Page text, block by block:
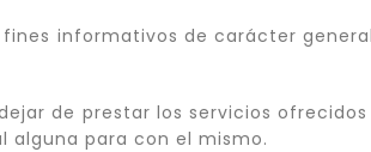
informativos de carácter
de prestar los servicios
alguna para con el mismo.